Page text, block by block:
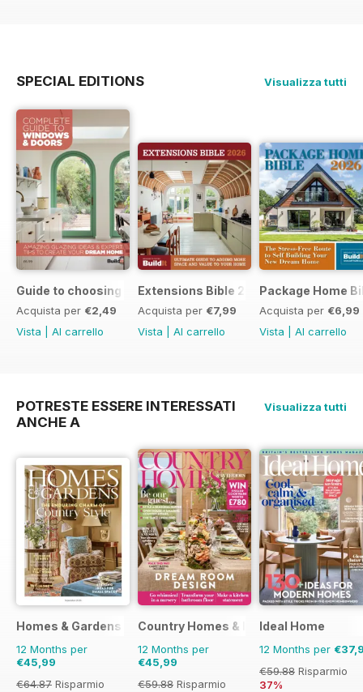
SPECIAL EDITIONS Visualizza tutti
Guide to choosing windows and doors
Acquista per €2,49
Vista
Al carrello
Extensions Bible 2026
Acquista per €7,99
Vista
Al carrello
Package Home
Acquista per €6,99
Vista
Al carrello
POTRESTE ESSERE INTERESSATI
ANCHE A
Visualizza tutti
Homes & Gardens
12 Months per
€45,99
€64.87 Risparmio
Country Homes & Interiors
12 Months per
€45,99
€59.88 Risparmio
Ideal Home
12 Months per
€59.88 Risparmio
37%